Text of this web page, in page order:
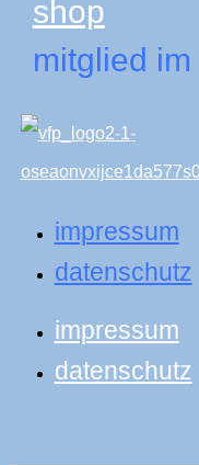
shop
mitglied im
impressum
datenschutz
impressum
datenschutz